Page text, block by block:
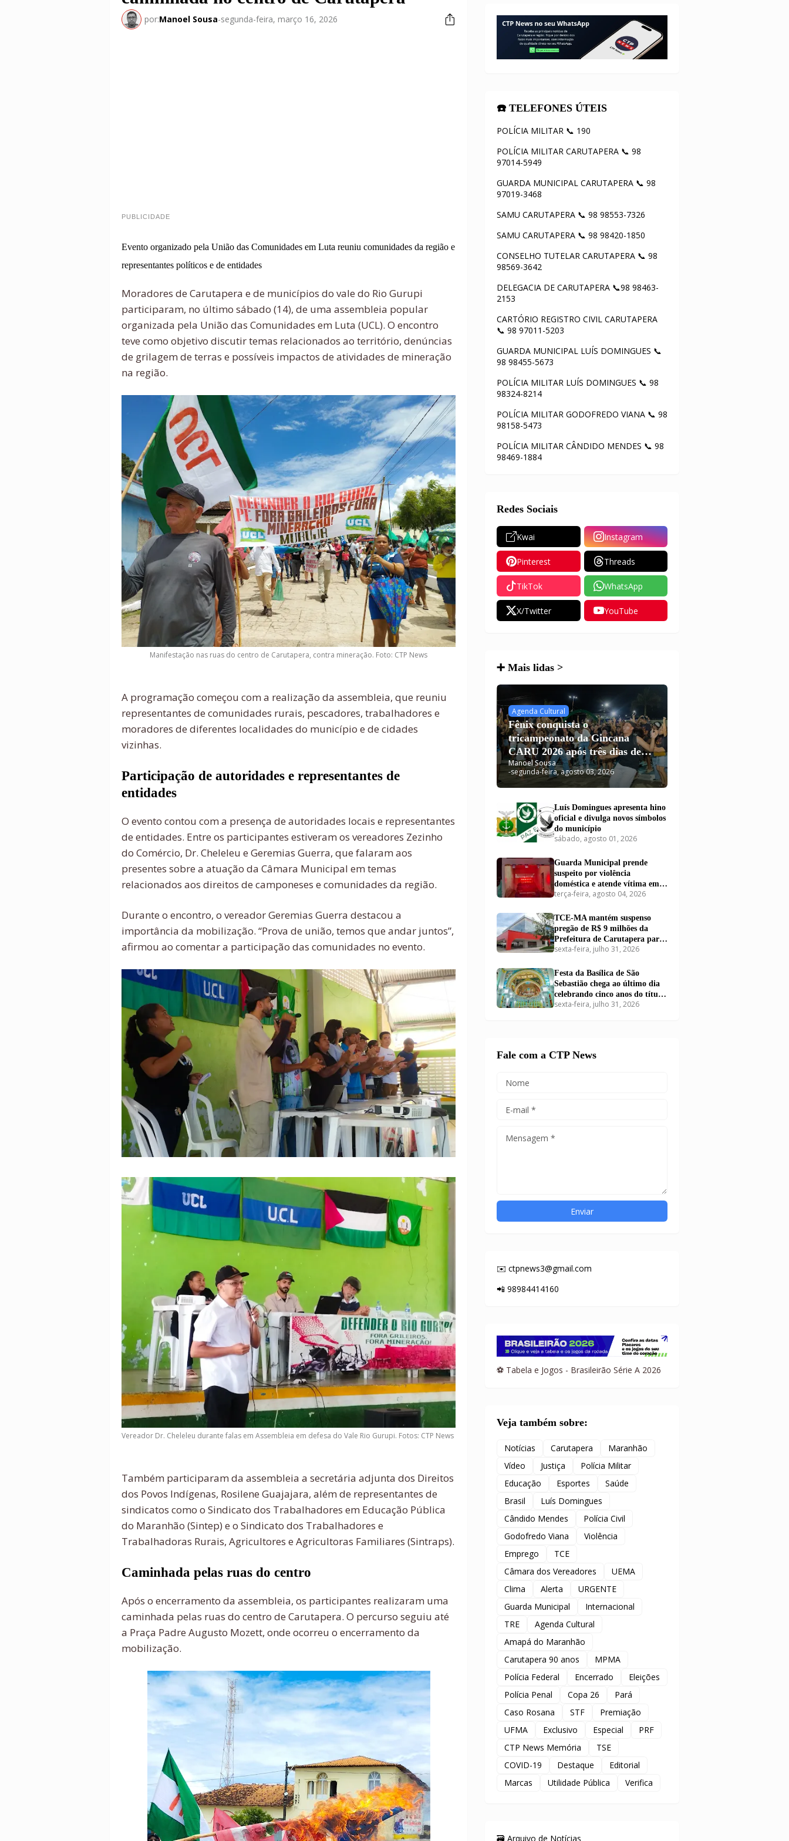
por:Manoel Sousa-segunda-feira, março 16, 2026
PUBLICIDADE
Evento organizado pela União das Comunidades em Luta reuniu comunidades da região e
representantes políticos e de entidades
Moradores de Carutapera e de municípios do vale do Rio Gurupi
participaram, no último sábado (14), de uma assembleia popular
organizada pela União das Comunidades em Luta (UCL). O encontro
teve como objetivo discutir temas relacionados ao território, denúncias
de grilagem de terras e possíveis impactos de atividades de mineração
na região.
Manifestação nas ruas do centro de Carutapera, contra mineração. Foto: CTP News
A programação começou com a realização da assembleia, que reuniu
representantes de comunidades rurais, pescadores, trabalhadores e
moradores de diferentes localidades do município e de cidades
vizinhas.
Participação de autoridades e representantes de
entidades
O evento contou com a presença de autoridades locais e representantes
de entidades. Entre os participantes estiveram os vereadores Zezinho
do Comércio, Dr. Cheleleu e Geremias Guerra, que falaram aos
presentes sobre a atuação da Câmara Municipal em temas
relacionados aos direitos de camponeses e comunidades da região.
Durante o encontro, o vereador Geremias Guerra destacou a
importância da mobilização. “Prova de união, temos que andar juntos”,
afirmou ao comentar a participação das comunidades no evento.
Vereador Dr. Cheleleu durante falas em Assembleia em defesa do Vale Rio Gurupi. Fotos: CTP News
Também participaram da assembleia a secretária adjunta dos Direitos
dos Povos Indígenas, Rosilene Guajajara, além de representantes de
sindicatos como o Sindicato dos Trabalhadores em Educação Pública
do Maranhão (Sintep) e o Sindicato dos Trabalhadores e
Trabalhadoras Rurais, Agricultores e Agricultoras Familiares (Sintraps).
Caminhada pelas ruas do centro
Após o encerramento da assembleia, os participantes realizaram uma
caminhada pelas ruas do centro de Carutapera. O percurso seguiu até
a Praça Padre Augusto Mozett, onde ocorreu o encerramento da
mobilização.
☎️ TELEFONES ÚTEIS
POLÍCIA MILITAR 📞 190
POLÍCIA MILITAR CARUTAPERA 📞 98
97014-5949
GUARDA MUNICIPAL CARUTAPERA 📞 98
97019-3468
SAMU CARUTAPERA 📞 98 98553-7326
SAMU CARUTAPERA 📞 98 98420-1850
CONSELHO TUTELAR CARUTAPERA 📞 98
98569-3642
DELEGACIA DE CARUTAPERA 📞98 98463-
2153
CARTÓRIO REGISTRO CIVIL CARUTAPERA
📞 98 97011-5203
GUARDA MUNICIPAL LUÍS DOMINGUES 📞
98 98455-5673
POLÍCIA MILITAR LUÍS DOMINGUES 📞 98
98324-8214
POLÍCIA MILITAR GODOFREDO VIANA 📞 98
98158-5473
POLÍCIA MILITAR CÂNDIDO MENDES 📞 98
98469-1884
Redes Sociais
Kwai Instagram
Pinterest Threads
TikTok WhatsApp
X/Twitter YouTube
➕ Mais lidas >
Agenda Cultural
Fênix conquista o
tricampeonato da Gincana
CARU 2026 após três dias de
disputas em Carutapera
Manoel Sousa
-segunda-feira, agosto 03, 2026
Luís Domingues apresenta hino
oficial e divulga novos símbolos
do município
sábado, agosto 01, 2026
Guarda Municipal prende
suspeito por violência
doméstica e atende vítima em
Carutapera
terça-feira, agosto 04, 2026
TCE-MA mantém suspenso
pregão de R$ 9 milhões da
Prefeitura de Carutapera para
compra de kits educacionais
sexta-feira, julho 31, 2026
Festa da Basílica de São
Sebastião chega ao último dia
celebrando cinco anos do título
de Basílica em Carutapera
sexta-feira, julho 31, 2026
Fale com a CTP News
✉️ ctpnews3@gmail.com
📲 98984414160
⚽ Tabela e Jogos - Brasileirão Série A 2026
Veja também sobre:
Notícias Carutapera
Maranhão
Vídeo
Justiça
Polícia Militar
Educação
Esportes
Saúde
Brasil
Luís Domingues
Cândido Mendes
Polícia Civil
Godofredo Viana
Violência
Emprego
TCE
Câmara dos Vereadores
UEMA
Clima
Alerta
URGENTE
Guarda Municipal
Internacional
TRE
Agenda Cultural
Amapá do Maranhão
Carutapera 90 anos
MPMA
Polícia Federal
Encerrado
Eleições
Polícia Penal
Copa 26
Pará
Caso Rosana
STF
Premiação
UFMA
Exclusivo Especial
PRF
CTP News Memória
TSE
COVID-19
Destaque
Editorial
Marcas
Utilidade Pública Verifica
🗃️ Arquivo de Notícias